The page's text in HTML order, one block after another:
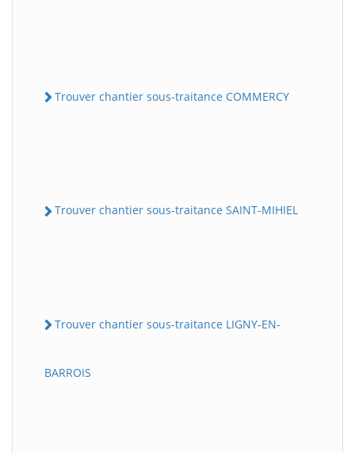
Trouver chantier sous-traitance COMMERCY
Trouver chantier sous-traitance SAINT-MIHIEL
Trouver chantier sous-traitance LIGNY-EN-
BARROIS